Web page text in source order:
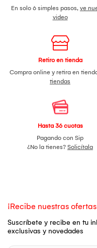
En solo 6 simples pasos, ve
video
Retiro en tienda
Compra online y retira en
tiendas
Hasta 36 cuotas
Pagando con Sip
¿No la tienes? Solicítala
¡Recibe nuestras
Suscríbete y recibe en tu
exclusivas y novedades